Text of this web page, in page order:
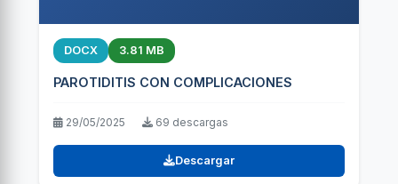
DOCX 3.81 MB
PAROTIDITIS CON COMPLICACIONES
29/05/2025 69 descargas
Descargar